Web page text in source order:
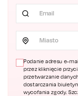
Miasto
Podanie adresu e-
przez kliknięcie
przetwarzanie
dostarczania
wycofania zgody.